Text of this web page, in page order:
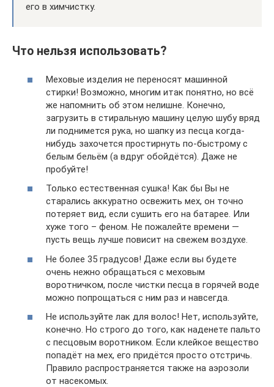
его в химчистку.
Что нельзя использовать?
Меховые изделия не переносят машинной
стирки! Возможно, многим итак понятно, но всё
же напомнить об этом нелишне. Конечно,
загрузить в стиральную машину целую шубу вряд
ли поднимется рука, но шапку из песца когда-
нибудь захочется простирнуть по-быстрому с
белым бельём (а вдруг обойдётся). Даже не
пробуйте!
Только естественная сушка! Как бы Вы не
старались аккуратно освежить мех, он точно
потеряет вид, если сушить его на батарее. Или
хуже того – феном. Не пожалейте времени —
пусть вещь лучше повисит на свежем воздухе.
Не более 35 градусов! Даже если вы будете
очень нежно обращаться с меховым
воротничком, после чистки песца в горячей воде
можно попрощаться с ним раз и навсегда.
Не используйте лак для волос! Нет, используйте,
конечно. Но строго до того, как наденете пальто
с песцовым воротником. Если клейкое вещество
попадёт на мех, его придётся просто отстричь.
Правило распространяется также на аэрозоли
от насекомых.